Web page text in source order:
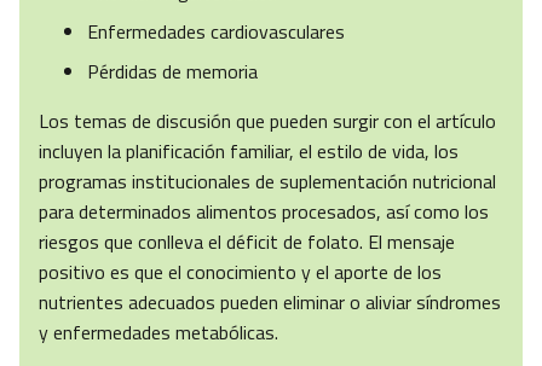
Enfermedades cardiovasculares
Pérdidas de memoria
Los temas de discusión que pueden surgir con el artículo
incluyen la planificación familiar, el estilo de vida, los
programas institucionales de suplementación nutricional
para determinados alimentos procesados, así como los
riesgos que conlleva el déficit de folato. El mensaje
positivo es que el conocimiento y el aporte de los
nutrientes adecuados pueden eliminar o aliviar síndromes
y enfermedades metabólicas.